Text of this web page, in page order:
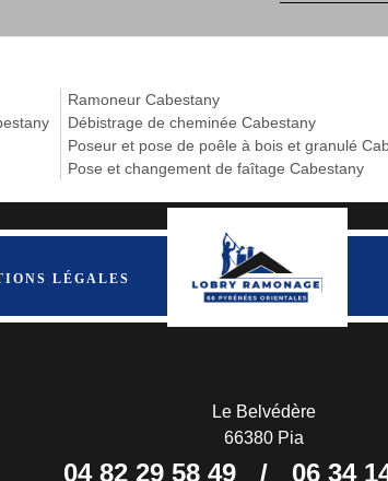
Ramoneur Cabestany
Débistrage de cheminée Cabestany
Poseur et pose de poêle à bois et granulé
Pose et changement de faîtage Cabestany
LÉGALES
Le Belvédère
66380 Pia
04 82 29 58 49 / 06 34